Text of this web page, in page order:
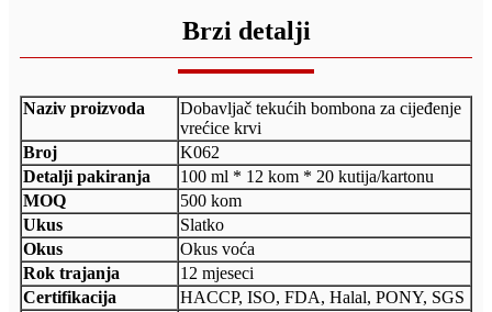
Brzi detalji
Naziv proizvoda
Dobavljač tekućih bombona za cijeđenje
vrećice krvi
Broj
K062
Detalji pakiranja
100 ml * 12 kom * 20 kutija/kartonu
MOQ
500 kom
Ukus
Slatko
Okus
Okus voća
Rok trajanja
12 mjeseci
Certifikacija
HACCP, ISO, FDA, Halal, PONY, SGS